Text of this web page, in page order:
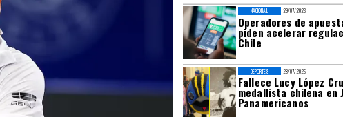
29/07/2026
Operadores de
piden acelerar
Chile
NACIONAL
28/07/2026
Fallece Lucy López
medallista chilena en
Panamericanos
DEPORTES